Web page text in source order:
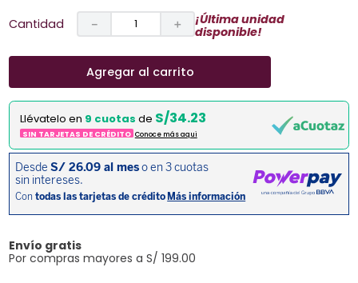
Cantidad ＋
－
¡Última unidad
disponible!
Agregar al carrito
Llévatelo en 9 cuotas de S/34.23
SIN TARJETAS DE CRÉDITO Conoce más aqui
Envío gratis
Por compras mayores a S/ 199.00